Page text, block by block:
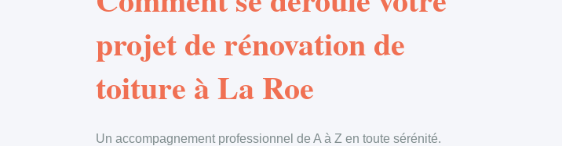
projet de rénovation de
toiture à La Roe
Un accompagnement professionnel de A à Z en toute sérénité.